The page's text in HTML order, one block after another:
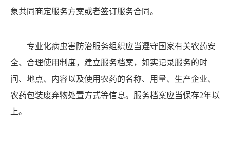
象共同商定服务方案或者签订服务合同。
专业化病虫害防治服务组织应当遵守国家有关农药安
全、合理使用制度，建立服务档案，如实记录服务的时
间、地点、内容以及使用农药的名称、用量、生产企业、
农药包装废弃物处置方式等信息。服务档案应当保存2年以
上。